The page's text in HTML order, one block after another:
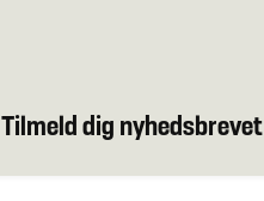
Tilmeld dig nyhedsbrevet